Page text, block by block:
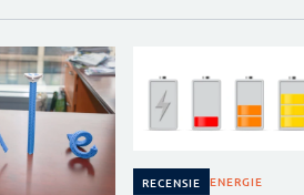
RECENSIE ENERGIE